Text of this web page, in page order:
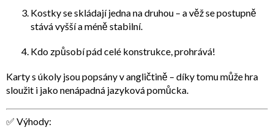
Kostky se skládají jedna na druhou – a věž se postupně
stává vyšší a méně stabilní.
Kdo způsobí pád celé konstrukce, prohrává!
Karty s úkoly jsou popsány v angličtině – díky tomu může hra
sloužit i jakonenápadná jazyková pomůcka.
✅ Výhody: